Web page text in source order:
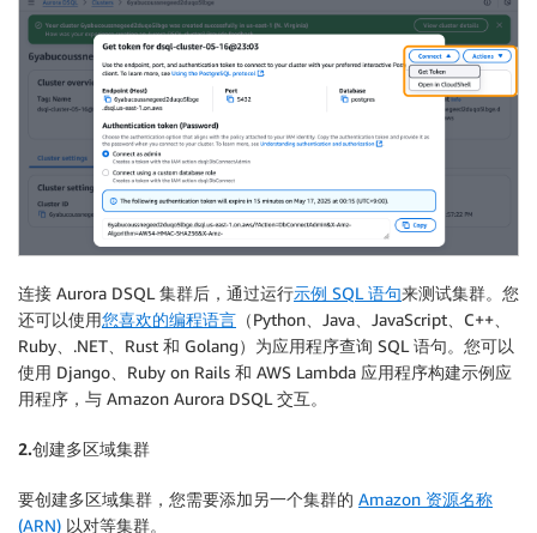
连接 Aurora DSQL 集群后，通过运行示例 SQL 语句来测试集群。您
还可以使用您喜欢的编程语言 （Python、Java、JavaScript、C++、
Ruby、.NET、Rust 和 Golang）为应用程序查询 SQL 语句。您可以
使用 Django、Ruby on Rails 和 AWS Lambda 应用程序构建示例应
用程序，与 Amazon Aurora DSQL 交互。
2.创建多区域集群
要创建多区域集群，您需要添加另一个集群的 Amazon 资源名称
(ARN) 以对等集群。